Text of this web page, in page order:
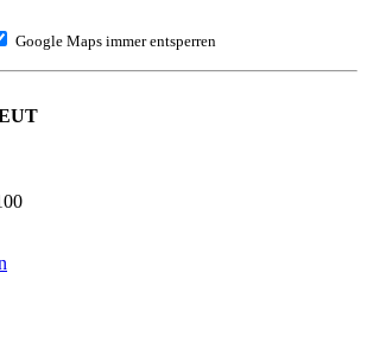
Google Maps immer entsperren